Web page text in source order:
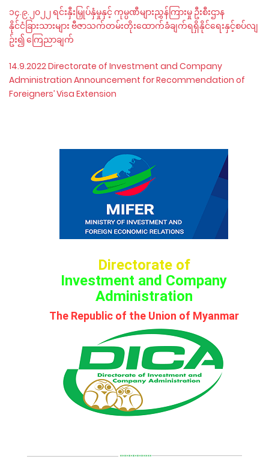
၁၄.၉.၂၀၂၂ ရင်းနှီးမြှုပ်နှံမှုနှင့် ကုမ္ပဏီများညွှန်ကြားမှု ဦးစီးဌာန
နိုင်ငံခြားသားများ ဗီဇာသက်တမ်းတိုးထောက်ခံချက်ရရှိနိုင်ရေးနှင့်စပ်လျ
ဥ်း၍ ကြေညာချက်
14.9.2022 Directorate of Investment and Company
Administration Announcement for Recommendation of
Foreigners’ Visa Extension
Directorate of
Investment and Company
Administration
The Republic of the Union of Myanmar